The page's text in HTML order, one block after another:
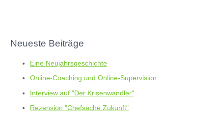
Neueste Beiträge
Eine Neujahrsgeschichte
Online-Coaching und Online-Supervision
Interview auf "Der Krisenwandler"
Rezension "Chefsache Zukunft"